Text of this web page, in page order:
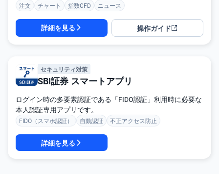
注文 チャート 指数CFD ニュース
詳細を見る 操作ガイド
セキュリティ対策
SBI証券 スマートアプリ
ログイン時の多要素認証である「FIDO認証」利用時に必要な
本人認証専用アプリです。
FIDO（スマホ認証） 自動認証 不正アクセス防止
詳細を見る